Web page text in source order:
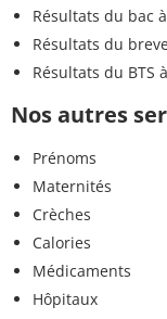
Résultats du bac
Résultats du
Résultats du BTS
Nos autres
Prénoms
Maternités
Crèches
Calories
Médicaments
Hôpitaux